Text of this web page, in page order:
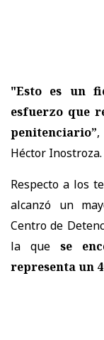
"Esto es un
esfuerzo que
penitenciario”,
Héctor Inostroza.
Respecto a los
alcanzó un
Centro de
la que se
representa un